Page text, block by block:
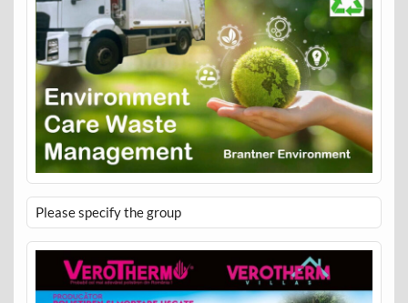
Please specify the group